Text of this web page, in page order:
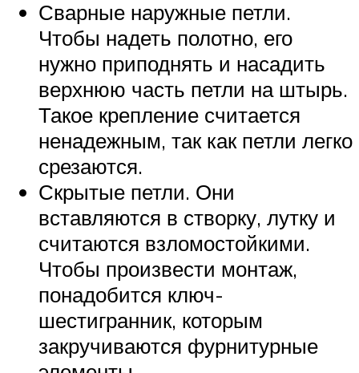
Сварные наружные петли.
Чтобы надеть полотно, его
нужно приподнять и насадить
верхнюю часть петли на штырь.
Такое крепление считается
ненадежным, так как петли легко
срезаются.
Скрытые петли. Они
вставляются в створку, лутку и
считаются взломостойкими.
Чтобы произвести монтаж,
понадобится ключ-
шестигранник, которым
закручиваются фурнитурные